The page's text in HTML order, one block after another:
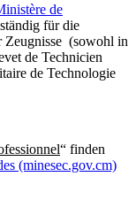
de
für die
Zeugnisse (sowohl in
de Technicien
de Technologie
“ finden
(minesec.gov.cm)